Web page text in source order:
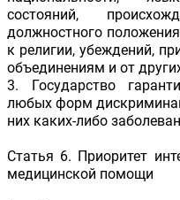
состояний,
должностного
к религии, убеждений,
объединениям и от
3. Государство
любых форм
них каких-либо
Статья 6. Приоритет
медицинской помощи